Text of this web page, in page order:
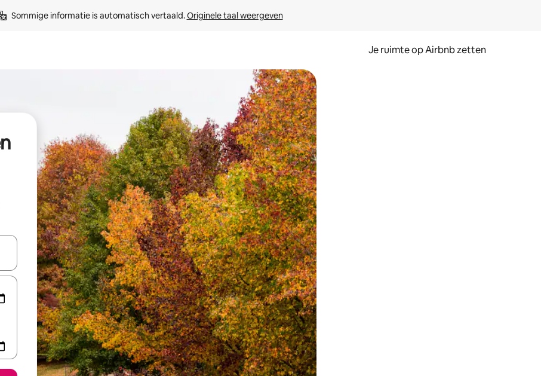
Sommige informatie is automatisch vertaald. Originele taal weergeven
Je ruimte op Airbnb zetten
keuze met je de pijltjestoetsen omhoog en omlaag, óf door te tikken of swipen.